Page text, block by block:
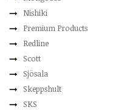
Nishiki
Premium Products
Redline
Scott
Sjösala
Skeppshult
SKS